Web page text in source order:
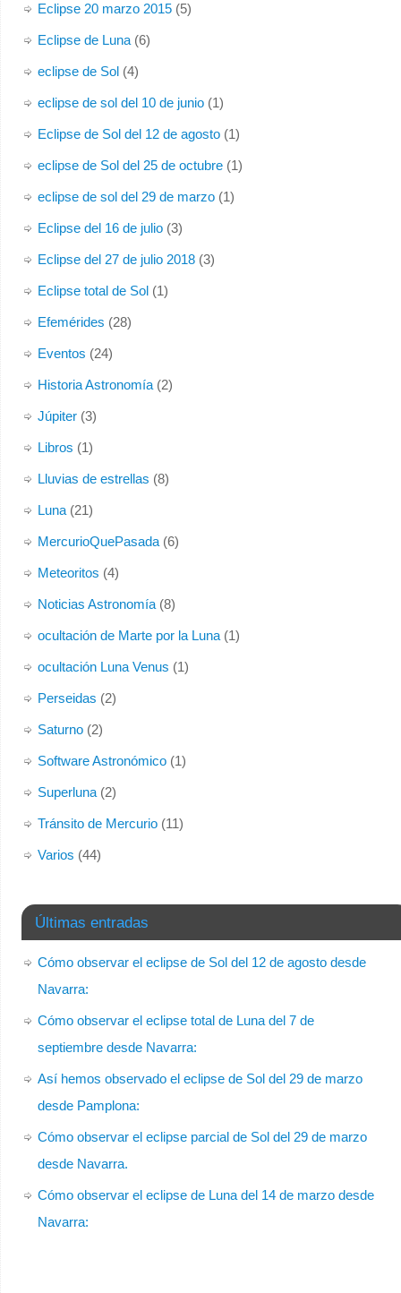
Eclipse 20 marzo 2015(5)
Eclipse de Luna(6)
eclipse de Sol(4)
eclipse de sol del 10 de junio(1)
Eclipse de Sol del 12 de agosto(1)
eclipse de Sol del 25 de octubre(1)
eclipse de sol del 29 de marzo(1)
Eclipse del 16 de julio(3)
Eclipse del 27 de julio 2018(3)
Eclipse total de Sol(1)
Efemérides (28)
Eventos (24)
Historia Astronomía(2)
Júpiter(3)
Libros (1)
Lluvias de estrellas (8)
Luna(21)
MercurioQuePasada(6)
Meteoritos (4)
Noticias Astronomía(8)
ocultación de Marte por la Luna(1)
ocultación Luna Venus (1)
Perseidas (2)
Saturno(2)
Software Astronómico(1)
Superluna(2)
Tránsito de Mercurio(11)
Varios (44)
Últimas entradas
Cómo observar el eclipse de Sol del 12 de agosto desde
Navarra:
Cómo observar el eclipse total de Luna del 7 de
septiembre desde Navarra:
Así hemos observado el eclipse de Sol del 29 de marzo
desde Pamplona:
Cómo observar el eclipse parcial de Sol del 29 de marzo
desde Navarra.
Cómo observar el eclipse de Luna del 14 de marzo desde
Navarra: